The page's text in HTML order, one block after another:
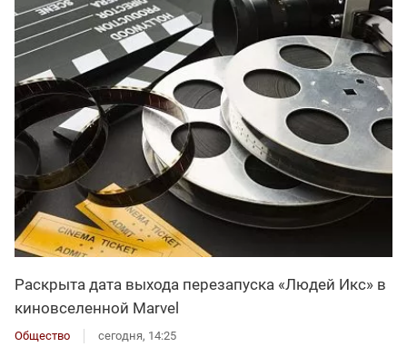
Раскрыта дата выхода перезапуска «Людей Икс» в
киновселенной Marvel
Общество сегодня, 14:25